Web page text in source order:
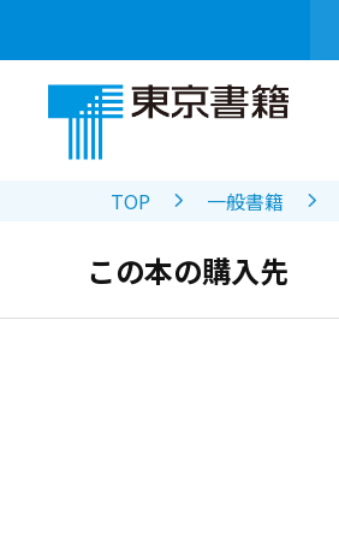
TOP 一般書籍
この本の購入先